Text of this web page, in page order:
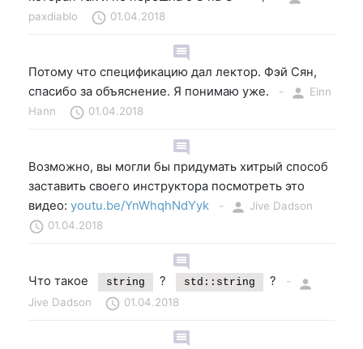
paxdiablo schedule 01.04.2018
comment
Потому что спецификацию дал лектор. Фэй Сян,
спасибо за объяснение. Я понимаю уже.
- person Einn
Hann
schedule 01.04.2018
comment
Возможно, вы могли бы придумать хитрый способ
заставить своего инструктора посмотреть это
видео: youtu.be/YnWhqhNdYyk - person Jive Dadson
schedule 01.04.2018
comment
Что такое string ? std::string ? - person
Jive Dadson schedule 01.04.2018
comment